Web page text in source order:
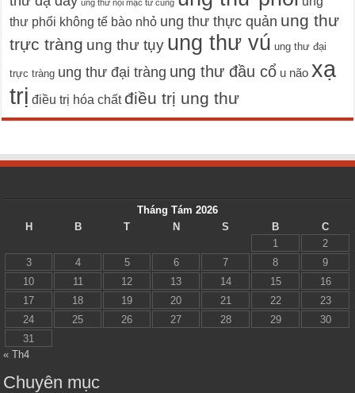
ung thư nội mạc tử cung
thư phổi không tế bào nhỏ ung thư thực quản ung thư
trực tràng ung thư tụy ung thư vú ung thư đại
trực tràng ung thư đại tràng ung thư đầu cổ u não xạ
trị điều trị hóa chất điều trị ung thư
Tháng Tám 2026
H
B T N S B
C
1
2
3
4 5 6 7 8
9
10
11 12 13 14 15
16
17
18 19 20 21 22
23
24
25 26 27 28 29
30
31
« Th4
Chuyên mục